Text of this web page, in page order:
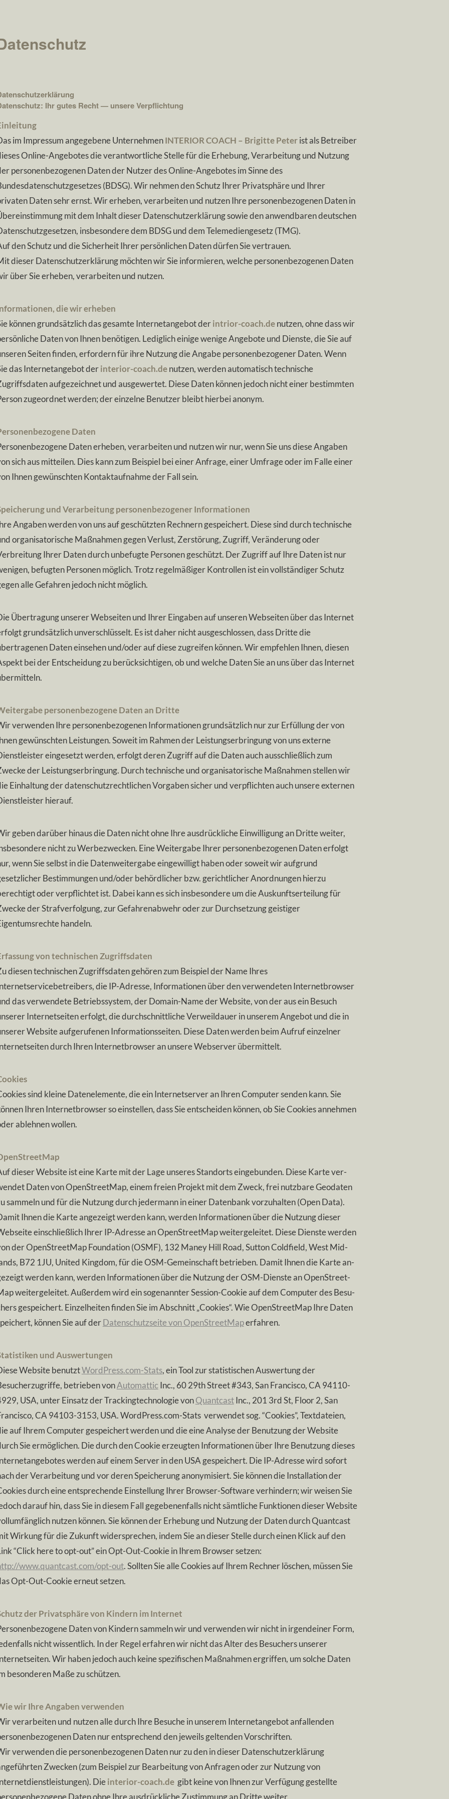
Ihr gutes Recht — unsere Verpflichtung
im Impressum angegebene UnternehmenINTERIOR COACH – Brigitte Peterist als Betreiber
Online-Angebotes die verantwortliche Stelle für die Erhebung, Verarbeitung und Nutzung
personenbezogenen Daten der Nutzer des Online-Angebotes im Sinne des
(BDSG). Wir nehmen den Schutz Ihrer Privatsphäre und Ihrer
Daten sehr ernst. Wir erheben, verarbeiten und nutzen Ihre personenbezogenen Daten in
mit dem Inhalt dieser Datenschutzerklärung sowie den anwendbaren deutschen
insbesondere dem BDSG und dem Telemediengesetz (TMG).
den Schutz und die Sicherheit Ihrer persönlichen Daten dürfen Sie vertrauen.
dieser Datenschutzerklärung möchten wir Sie informieren, welche personenbezogenen Daten
über Sie erheben, verarbeiten und nutzen.
die wir erheben
können grundsätzlich das gesamte Internetangebot derintrior-coach.denutzen, ohne dass wir
Daten von Ihnen benötigen. Lediglich einige wenige Angebote und Dienste, die Sie auf
Seiten finden, erfordern für ihre Nutzung die Angabe personenbezogener Daten. Wenn
das Internetangebot derinterior-coach.denutzen, werden automatisch technische
aufgezeichnet und ausgewertet. Diese Daten können jedoch nicht einer bestimmten
zugeordnet werden; der einzelne Benutzer bleibt hierbei anonym.
Daten
Daten erheben, verarbeiten und nutzen wir nur, wenn Sie uns diese Angaben
sich aus mitteilen. Dies kann zum Beispiel bei einer Anfrage, einer Umfrage oder im Falle einer
Ihnen gewünschten Kontaktaufnahme der Fall sein.
und Verarbeitung personenbezogener Informationen
Angaben werden von uns auf geschützten Rechnern gespeichert. Diese sind durch technische
organisatorische Maßnahmen gegen Verlust, Zerstörung, Zugriff, Veränderung oder
Ihrer Daten durch unbefugte Personen geschützt. Der Zugriff auf Ihre Daten ist nur
befugten Personen möglich. Trotz regelmäßiger Kontrollen ist ein vollständiger Schutz
alle Gefahren jedoch nicht möglich.
Übertragung unserer Webseiten und Ihrer Eingaben auf unseren Webseiten über das Internet
grundsätzlich unverschlüsselt. Es ist daher nicht ausgeschlossen, dass Dritte die
Daten einsehen und/oder auf diese zugreifen können. Wir empfehlen Ihnen, diesen
bei der Entscheidung zu berücksichtigen, ob und welche Daten Sie an uns über das Internet
personenbezogene Daten an Dritte
verwenden Ihre personenbezogenen Informationen grundsätzlich nur zur Erfüllung der von
gewünschten Leistungen. Soweit im Rahmen der Leistungserbringung von uns externe
eingesetzt werden, erfolgt deren Zugriff auf die Daten auch ausschließlich zum
der Leistungserbringung. Durch technische und organisatorische Maßnahmen stellen wir
Einhaltung der datenschutzrechtlichen Vorgaben sicher und verpflichten auch unsere externen
hierauf.
geben darüber hinaus die Daten nicht ohne Ihre ausdrückliche Einwilligung an Dritte weiter,
nicht zu Werbezwecken. Eine Weitergabe Ihrer personenbezogenen Daten erfolgt
wenn Sie selbst in die Datenweitergabe eingewilligt haben oder soweit wir aufgrund
Bestimmungen und/oder behördlicher bzw. gerichtlicher Anordnungen hierzu
oder verpflichtet ist. Dabei kann es sich insbesondere um die Auskunftserteilung für
der Strafverfolgung, zur Gefahrenabwehr oder zur Durchsetzung geistiger
handeln.
von technischen Zugriffsdaten
diesen technischen Zugriffsdaten gehören zum Beispiel der Name Ihres
die IP-Adresse, Informationen über den verwendeten Internetbrowser
das verwendete Betriebssystem, der Domain-Name der Website, von der aus ein Besuch
Internetseiten erfolgt, die durchschnittliche Verweildauer in unserem Angebot und die in
Website aufgerufenen Informationsseiten. Diese Daten werden beim Aufruf einzelner
durch Ihren Internetbrowser an unsere Webserver übermittelt.
sind kleine Datenelemente, die ein Internetserver an Ihren Computer senden kann. Sie
Ihren Internetbrowser so einstellen, dass Sie entscheiden können, ob Sie Cookies annehmen
ablehnen wollen.
die­ser Web­site ist ei­ne Kar­te mit der La­ge un­se­res Standorts ein­ge­bun­den. Die­se Kar­te ver­
Da­ten von Open­S­treet­Map, ei­nem frei­en Pro­jekt mit dem Zweck, frei nutz­ba­re Geo­da­ten
sam­meln und für die Nut­zung durch je­der­mann in ei­ner Da­ten­bank vor­zu­hal­ten (Open Da­ta).
Ih­nen die Kar­te an­ge­zeigt wer­den kann, wer­den In­for­ma­tio­nen über die Nut­zung die­ser
ein­schließ­li­ch Ih­rer IP-A­dres­se an Open­S­treet­Map wei­ter­ge­lei­tet. Die­se Diens­te wer­den
der Open­S­treet­Map Foun­da­ti­on (OS­MF), 132 Ma­ney Hill Road, Sut­ton Cold­field, West Mid­
B72 1JU, Uni­ted King­dom, für die OS­M-­Ge­mein­schaft be­trie­ben. Da­mit Ih­nen die Kar­te an­
wer­den kann, wer­den In­for­ma­tio­nen über die Nut­zung der OS­M-­Diens­te an Open­S­treet­
wei­ter­ge­lei­tet. Au­ßer­dem wird ein so­ge­nann­ter Ses­si­on-­Coo­kie auf dem Com­pu­ter des Be­su­
ge­spei­chert. Ein­zel­hei­ten fin­den Sie im Ab­schnitt „Coo­kies“.Wie Open­S­treet­Map Ih­re Da­ten
kön­nen Sie auf derDa­ten­schutz­sei­te von Open­S­treet­Maper­fah­ren.
und Auswertungen
Website benutztWordPress.com-Stats, ein Tool zur statistischen Auswertung der
betrieben vonAutomatticInc., 60 29th Street #343, San Francisco, CA 94110-
USA, unter Einsatz der Trackingtechnologie vonQuantcastInc., 201 3rd St, Floor 2, San
CA 94103-3153, USA. WordPress.com-Stats verwendet sog. “Cookies”, Textdateien,
auf Ihrem Computer gespeichert werden und die eine Analyse der Benutzung der Website
Sie ermöglichen. Die durch den Cookie erzeugten Informationen über Ihre Benutzung dieses
werden auf einem Server in den USA gespeichert. Die IP-Adresse wird sofort
der Verarbeitung und vor deren Speicherung anonymisiert. Sie können die Installation der
durch eine entsprechende Einstellung Ihrer Browser-Software verhindern; wir weisen Sie
darauf hin, dass Sie in diesem Fall gegebenenfalls nicht sämtliche Funktionen dieser Website
nutzen können. Sie können der Erhebung und Nutzung der Daten durch Quantcast
Wirkung für die Zukunft widersprechen, indem Sie an dieser Stelle durch einen Klick auf den
“Click here to opt-out” ein Opt-Out-Cookie in Ihrem Browser setzen:
www.quantcast.com/opt-out. Sollten Sie alle Cookies auf Ihrem Rechner löschen, müssen Sie
Opt-Out-Cookie erneut setzen.
der Privatsphäre von Kindern im Internet
Daten von Kindern sammeln wir und verwenden wir nicht in irgendeiner Form,
nicht wissentlich. In der Regel erfahren wir nicht das Alter des Besuchers unserer
Wir haben jedoch auch keine spezifischen Maßnahmen ergriffen, um solche Daten
besonderen Maße zu schützen.
wir Ihre Angaben verwenden
verarbeiten und nutzen alle durch Ihre Besuche in unserem Internetangebot anfallenden
Daten nur entsprechend den jeweils geltenden Vorschriften.
verwenden die personenbezogenen Daten nur zu den in dieser Datenschutzerklärung
Zwecken (zum Beispiel zur Bearbeitung von Anfragen oder zur Nutzung von
Dieinterior-coach.de gibt keine von Ihnen zur Verfügung gestellte
Daten ohne Ihre ausdrückliche Zustimmung an Dritte weiter.